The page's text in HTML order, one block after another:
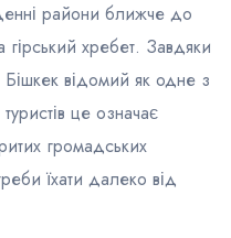
райони ближче до
гірський хребет. Завдяки
відомий як одне з
це означає
громадських
їхати далеко від